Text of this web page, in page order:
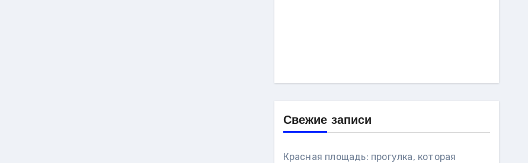
Свежие записи
Красная площадь: прогулка, которая